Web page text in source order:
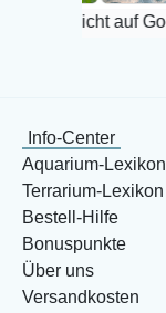
auf Google
Info-Center
Aquarium-Lexikon
Terrarium-Lexikon
Bestell-Hilfe
Bonuspunkte
Über uns
Versandkosten